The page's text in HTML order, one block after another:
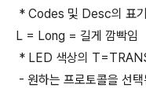
* Codes 및 Desc의 표
L = Long = 길게 깜빡임
* LED 색상의
- 원하는 프로토콜을 선